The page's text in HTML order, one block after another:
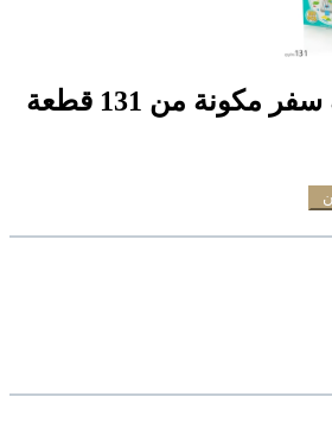
مكونة من 131 قطعة